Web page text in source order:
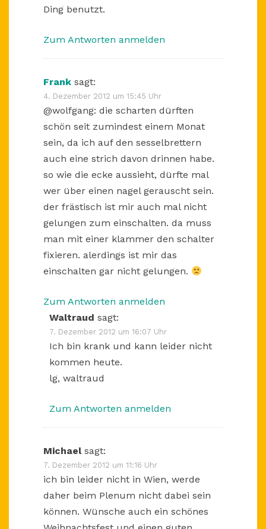
Ding benutzt.
Zum Antworten anmelden
Frank sagt:
4. Dezember 2012 um 15:45 Uhr
@wolfgang: die scharten dürften
schön seit zumindest einem Monat
sein, da ich auf den sesselbrettern
auch eine strich davon drinnen habe.
so wie die ecke aussieht, dürfte mal
wer über einen nagel gerauscht sein.
der frästisch ist mir auch mal nicht
gelungen zum einschalten. da muss
man mit einer klammer den schalter
fixieren. alerdings ist mir das
einschalten gar nicht gelungen.
Zum Antworten anmelden
Waltraud sagt:
7. Dezember 2012 um 16:07 Uhr
Ich bin krank und kann leider nicht
kommen heute.
lg, waltraud
Zum Antworten anmelden
Michael sagt:
7. Dezember 2012 um 11:16 Uhr
ich bin leider nicht in Wien, werde
daher beim Plenum nicht dabei sein
können. Wünsche auch ein schönes